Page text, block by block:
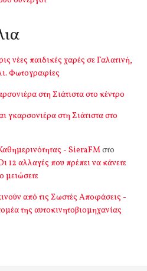
νέες παιδικές χαρές σε Γαλατινή,
Φωτογραφίες
στη Σιάτιστα στο κέντρο
γκαρσονιέρα στη Σιάτιστα στο
- SieraFMστο
12 αλλαγές που πρέπει να κάνετε
μειώσετε
από τις Σωστές Αποφάσεις -
της αυτοκινητοβιομηχανίας